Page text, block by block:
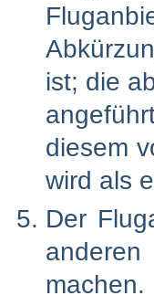
ist; die
diesem
wird als
Der
machen.